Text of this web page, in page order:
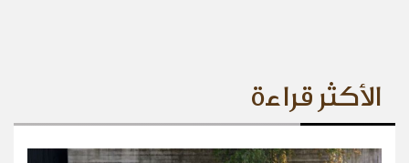
الأكثر قراءة